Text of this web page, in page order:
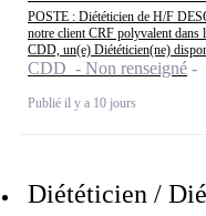
POSTE : Diététicien de H/F
notre client CRF polyvalent dans
CDD, un(e) Diététicien(ne)
CDD - Non renseigné
Publié il y a 10 jours
Diététicien /